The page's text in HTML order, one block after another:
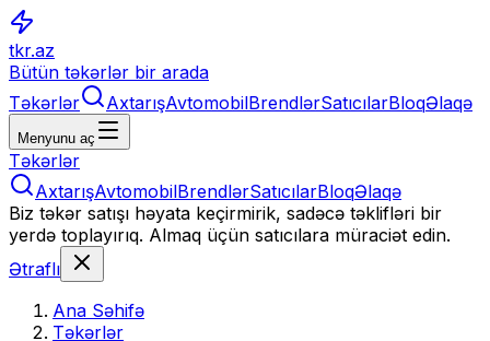
tkr.az
Bütün təkərlər bir arada
Təkərlər
AxtarışAvtomobilBrendlərSatıcılarBloqƏlaqə
Menyunu aç
Təkərlər
AxtarışAvtomobilBrendlərSatıcılarBloqƏlaqə
Biz təkər satışı həyata keçirmirik, sadəcə təklifləri bir
yerdə toplayırıq. Almaq üçün satıcılara müraciət edin.
Ətraflı
Ana Səhifə
Təkərlər